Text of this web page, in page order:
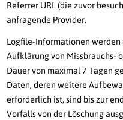
Referrer URL (die zuvor
anfragende Provider.
Logfile-Informationen werden
Aufklärung von Missbrauchs-
Dauer von maximal 7 Tagen
Daten, deren weitere
erforderlich ist, sind bis zur
Vorfalls von der Löschung